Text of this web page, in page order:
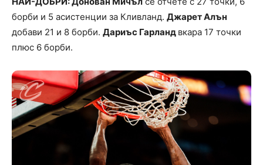
борби и 5 асистенции за Кливланд. Джарет Алън
добави 21 и 8 борби. Дариъс Гарланд вкара 17 точки
плюс 6 борби.